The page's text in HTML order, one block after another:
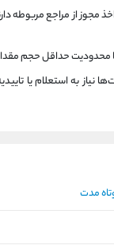
مجوز از مراجع مربوطه
محدودیت حداقل حجم مقدار
نیاز به استعلام یا
مدت